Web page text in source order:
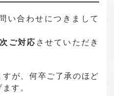
い合わせにつきまして
ご対応 させていただき
が、何卒ご了承のほど
す。